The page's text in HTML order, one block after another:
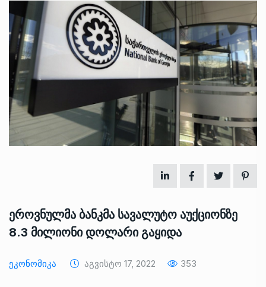
ეროვნულმა ბანკმა სავალუტო აუქციონზე
8.3 მილიონი დოლარი გაყიდა
Ეკონომიკა Აგვისტო 17, 2022 353